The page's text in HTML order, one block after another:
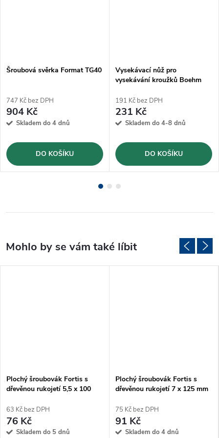
Šroubová svěrka Format TG40
747 Kč bez DPH
904 Kč
Skladem do 4 dnů
DO KOŠÍKU
Vysekávací nůž pro
vysekávání kroužků Boehm
191 Kč bez DPH
231 Kč
Skladem do 4-8 dnů
DO KOŠÍKU
Plochý šroubovák Fortis s
dřevěnou rukojetí 5,5 x 100
63 Kč bez DPH
76 Kč
Skladem do 5 dnů
Plochý šroubovák Fortis s
dřevěnou rukojetí 7 x 125 mm
75 Kč bez DPH
91 Kč
Skladem do 4 dnů